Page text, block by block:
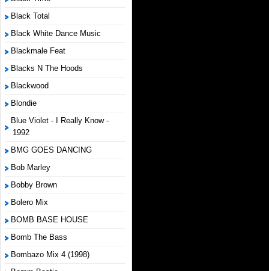
Black Total
Black White Dance Music
Blackmale Feat
Blacks N The Hoods
Blackwood
Blondie
Blue Violet - I Really Know -
1992
BMG GOES DANCING
Bob Marley
Bobby Brown
Bolero Mix
BOMB BASE HOUSE
Bomb The Bass
Bombazo Mix 4 (1998)